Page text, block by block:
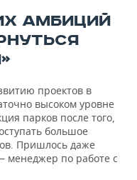
АМБИЦИЙ
проектов в
высоком уровне
парков после того,
большое
Пришлось даже
менеджер по работе с